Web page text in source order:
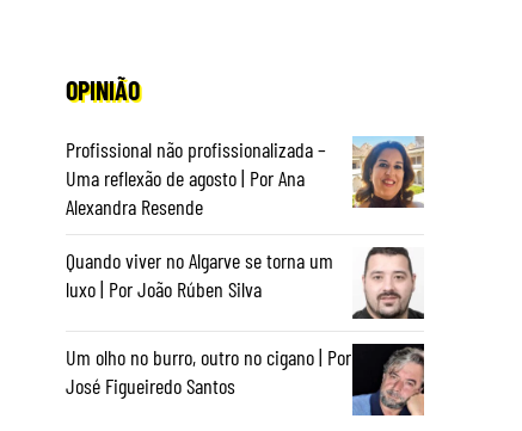
OPINIÃO
Profissional não profissionalizada –
Uma reflexão de agosto | Por Ana
Alexandra Resende
Quando viver no Algarve se torna um
luxo | Por João Rúben Silva
Um olho no burro, outro no cigano | Por
José Figueiredo Santos